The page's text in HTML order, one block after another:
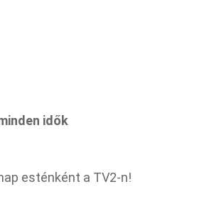
idők
esténként a TV2-n!